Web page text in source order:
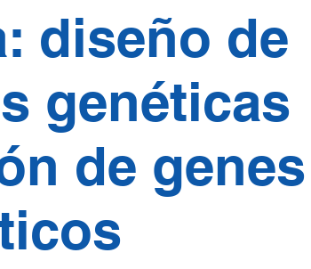
diseño de
genéticas
de genes